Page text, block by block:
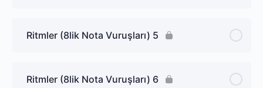
Ritmler (8lik Nota Vuruşları) 5
Ritmler (8lik Nota Vuruşları) 6